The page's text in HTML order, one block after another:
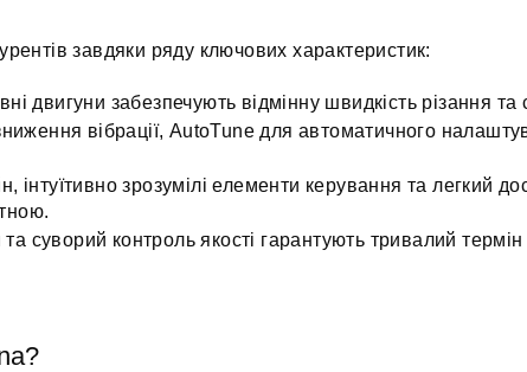
завдяки ряду ключових характеристик:
двигуни забезпечують відмінну швидкість різання
вібрації, AutoTune для автоматичного
інтуїтивно зрозумілі елементи керування та легкий
та суворий контроль якості гарантують тривалий